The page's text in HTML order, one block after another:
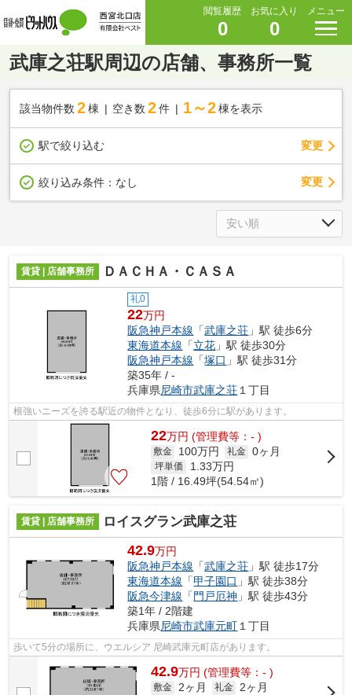
閲覧履歴
0
お気に入り
0
メニュー
武庫之荘駅周辺の店舗、事務所一覧
該当物件数 2棟 空き数 2 件 1～2 棟を表示
駅で絞り込む 変更
絞り込み条件： なし 変更
賃貸 | 店舗事務所 ＤＡＣＨＡ・ＣＡＳＡ
礼0
22万円
阪急神戸本線 「武庫之荘 」駅 徒歩6分
東海道本線 「立花 」駅 徒歩30分
阪急神戸本線 「塚口 」駅 徒歩31分
築35年 / -
兵庫県尼崎市武庫之荘１丁目
根強いニーズを誇る駅近の物件となり、徒歩6分に駅があります。
22万円 (管理費等：- )
敷金 100万円 礼金 0ヶ月
坪単価 1.33万円
1階 / 16.49坪(54.54㎡)
賃貸 | 店舗事務所 ロイスグラン武庫之荘
42.9万円
阪急神戸本線 「武庫之荘 」駅 徒歩17分
東海道本線 「甲子園口 」駅 徒歩38分
阪急今津線 「 門戸厄神 」駅 徒歩43分
築1年 / 2階建
兵庫県尼崎市武庫元町 １丁目
歩いて5分の場所に、ウエルシア 尼崎武庫元町店があります。
42.9万円 (管理費等：- )
敷金 2ヶ月 礼金 2ヶ月